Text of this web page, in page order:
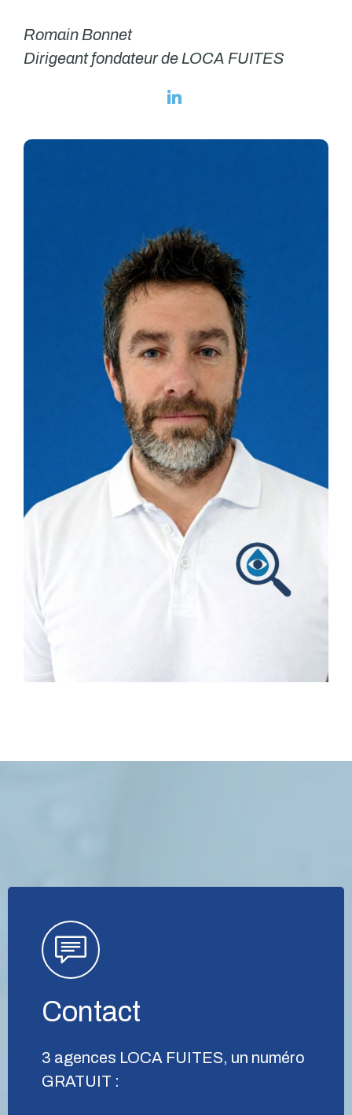
Romain Bonnet
Dirigeant fondateur de LOCA FUITES
Contact
3 agences LOCA FUITES, un numéro
GRATUIT :